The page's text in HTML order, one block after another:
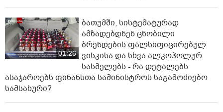
01:26
ბათუმში, სისტემატურად
ამზადებდნენ ცნობილი
ბრენდების ფალსიფიცირებულ
ვისკისა და სხვა ალკოჰოლურ
სასმელებს - რა დეტალებს
ასაჯაროებს ფინანსთა სამინისტროს საგამოძიებო
სამსახური?